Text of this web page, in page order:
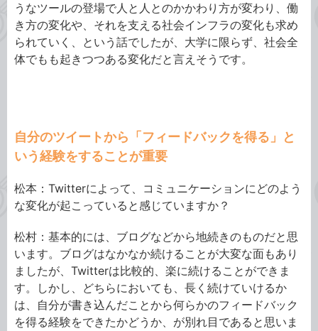
うなツールの登場で人と人とのかかわり方が変わり、働
き方の変化や、それを支える社会インフラの変化も求め
られていく、という話でしたが、大学に限らず、社会全
体でもも起きつつある変化だと言えそうです。
自分のツイートから「フィードバックを得る」と
いう経験をすることが重要
松本：Twitterによって、コミュニケーションにどのよう
な変化が起こっていると感じていますか？
松村：基本的には、ブログなどから地続きのものだと思
います。ブログはなかなか続けることが大変な面もあり
ましたが、Twitterは比較的、楽に続けることができま
す。しかし、どちらにおいても、長く続けていけるか
は、自分が書き込んだことから何らかのフィードバック
を得る経験をできたかどうか、が別れ目であると思いま